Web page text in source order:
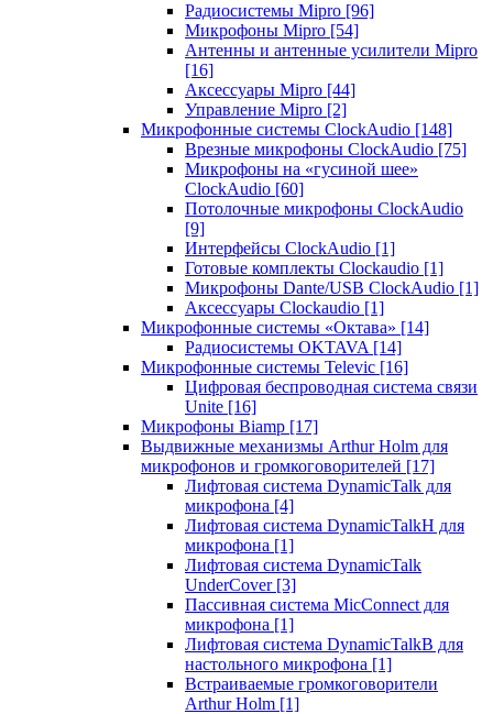
Радиосистемы Mipro [96]
Микрофоны Mipro [54]
Антенны и антенные усилители Mipro
[16]
Аксессуары Mipro [44]
Управление Mipro [2]
Микрофонные системы ClockAudio [148]
Врезные микрофоны ClockAudio [75]
Микрофоны на «гусиной шее»
ClockAudio [60]
Потолочные микрофоны ClockAudio
[9]
Интерфейсы ClockAudio [1]
Готовые комплекты Clockaudio [1]
Микрофоны Dante/USB ClockAudio [1]
Аксессуары Clockaudio [1]
Микрофонные системы «Октава» [14]
Радиосистемы OKTAVA [14]
Микрофонные системы Televic [16]
Цифровая беспроводная система связи
Unite [16]
Микрофоны Biamp [17]
Выдвижные механизмы Arthur Holm для
микрофонов и громкоговорителей [17]
Лифтовая система DynamicTalk для
микрофона [4]
Лифтовая система DynamicTalkH для
микрофона [1]
Лифтовая система DynamicTalk
UnderCover [3]
Пассивная система MicConnect для
микрофона [1]
Лифтовая система DynamicTalkB для
настольного микрофона [1]
Встраиваемые громкоговорители
Arthur Holm [1]